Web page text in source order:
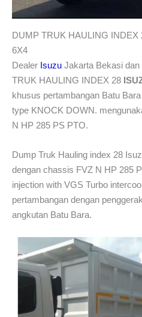
DUMP TRUK HAULING INDEX
6X4
Dealer Isuzu Jakarta Bekasi
TRUK HAULING INDEX 28
khusus pertambangan Batu
type KNOCK DOWN.
N HP 285 PS PTO.
Dump Truk Hauling index 28
dengan chassis FVZ N HP 285
injection with VGS Turbo
pertambangan dengan
angkutan Batu Bara.